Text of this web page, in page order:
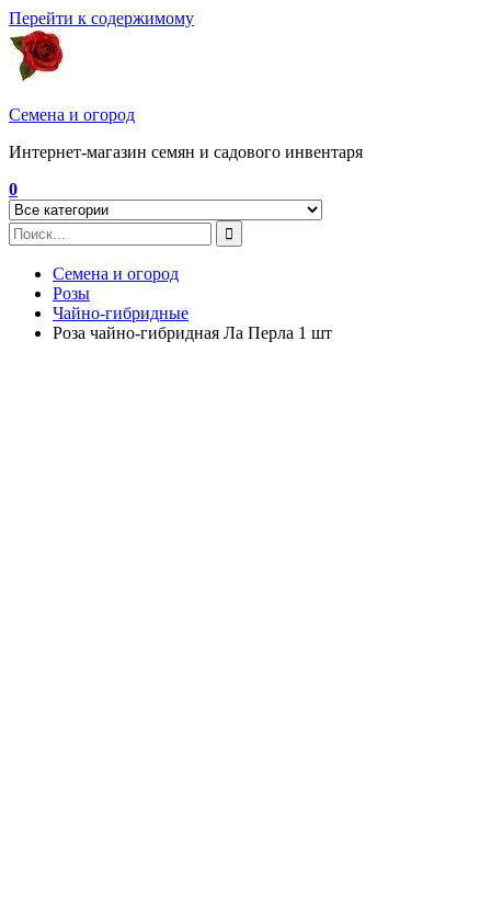
Перейти к содержимому
Семена и огород
Интернет-магазин семян и садового инвентаря
0
Семена и огород
Розы
Чайно-гибридные
Роза чайно-гибридная Ла Перла 1 шт